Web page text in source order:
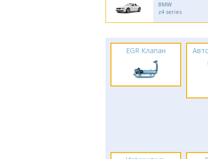
BMW
z4 series
EGR Клапан